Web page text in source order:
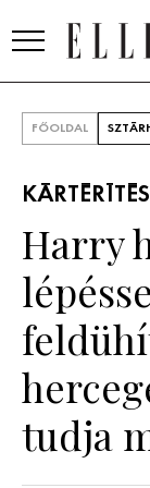
SZÉPSÉG
KULTÚRA
PSZICHÉ
ÉLETMÓD
FŐOLDAL
KÁRTÉRÍTÉS
Harry
tudja